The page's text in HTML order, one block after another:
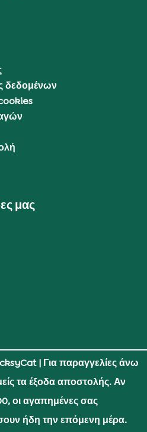
δεδομένων
μας
| Για παραγγελίες άνω
τα έξοδα αποστολής. Αν
οι αγαπημένες σας
ήδη την επόμενη μέρα.